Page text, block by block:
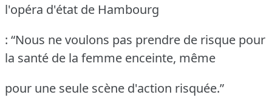
l'opéra d'état de Hambourg
: “Nous ne voulons pas prendre de risque pour
la santé de la femme enceinte, même
pour une seule scène d'action risquée.”